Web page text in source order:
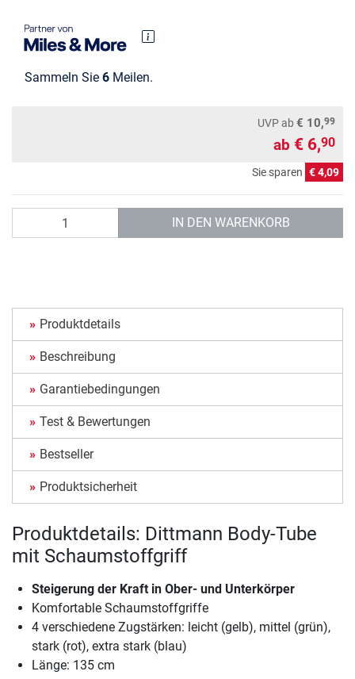
Sammeln Sie 6 Meilen.
UVPab € 10,99
ab € 6,90
Sie sparen € 4,09
IN DEN WARENKORB
Produktdetails
Beschreibung
Garantiebedingungen
Test & Bewertungen
Bestseller
Produktsicherheit
Produktdetails: Dittmann Body-Tube
mit Schaumstoffgriff
Steigerung der Kraft in Ober- und Unterkörper
Komfortable Schaumstoffgriffe
4 verschiedene Zugstärken: leicht (gelb), mittel (grün),
stark (rot), extra stark (blau)
Länge: 135 cm